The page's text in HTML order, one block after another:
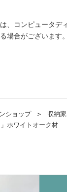
、コンピュータデ
場合がございます。
ショップ ＞ 収納
」ホワイトオーク材